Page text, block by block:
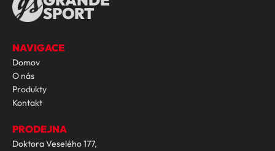
SPORT
NAVIGACE
Domov
O nás
Produkty
Kontakt
PRODEJNA
Doktora Veselého 177,